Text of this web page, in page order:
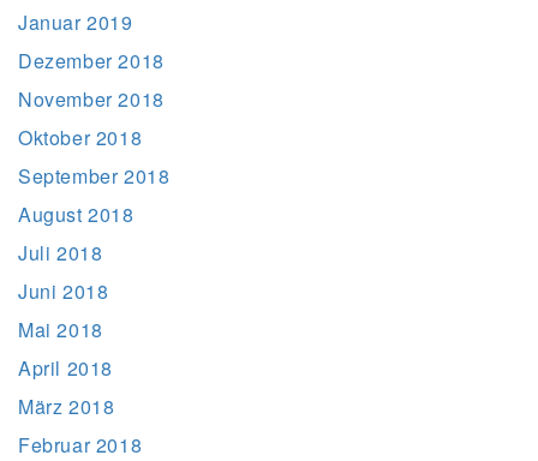
Januar 2019
Dezember 2018
November 2018
Oktober 2018
September 2018
August 2018
Juli 2018
Juni 2018
Mai 2018
April 2018
März 2018
Februar 2018